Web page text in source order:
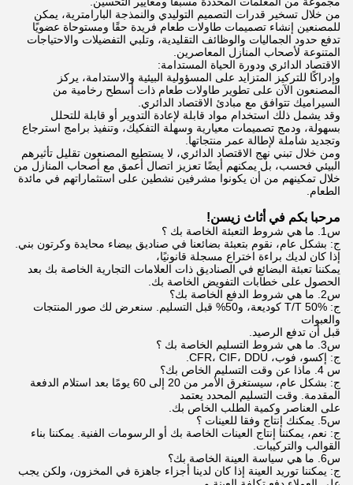
من خلال تسخير قدرات التصميم التوليدي والنمذجة البارامترية، يمكن
للمصنعين إنشاء تصميمات طاولات طعام فريدة حقًا ومستوحاة عضويًا
تدفع حدود الجماليات والوظائف التقليدية، وتلبي التفضيلات والاحتياجات
المتنوعة لأصحاب المنازل المعاصرين.
الاقتصاد الدائري ودورة الحياة المستدامة:
وإدراكًا للتركيز المتزايد على المسؤولية البيئية والاستدامة، يركز
المصنعون الآن على تطوير طاولات طعام ذات أسطح رخامية من
السيراميك تتوافق مع مبادئ الاقتصاد الدائري.
وقد يشمل ذلك استخدام مواد قابلة لإعادة التدوير أو قابلة للتحلل
بسهولة، ودمج تصميمات معيارية وسهلة التفكيك، وتنفيذ برامج استرجاع
وتجديد شاملة لإطالة عمر منتجاتها.
ومن خلال تبني نهج الاقتصاد الدائري، لا يستطيع المصنعون تقليل تأثيرهم
البيئي فحسب، بل يمكنهم أيضًا تعزيز اتصال أعمق مع أصحاب المنازل من
خلال تمكينهم من أن يكونوا مشرفين نشطين على استثماراتهم في مائدة
الطعام.
مرحبا بكم في أثاث زيسن!
س1. ما هي شروط التعبئة الخاصة بك ؟
ج: بشكل عام، نقوم بتعبئة بضائعنا في صناديق بيضاء محايدة وكرتون بني.
إذا كان لديك براءة اختراع مسجلة قانونيًا،
يمكننا تعبئة البضائع في الصناديق ذات العلامات التجارية الخاصة بك بعد
الحصول على خطابات التفويض الخاصة بك.
س2. ما هي شروط الدفع الخاصة بك؟
ج: T/T 50% كوديعة، و50% قبل التسليم. سنعرض لك صور المنتجات
والعبوات
قبل أن تدفع الرصيد.
س3. ما هي شروط التسليم الخاصة بك ؟
ج: إكسو، فوب، CFR، CIF، DDU.
س 4. ماذا عن وقت التسليم الخاص بك؟
ج: بشكل عام، سيستغرق الأمر من 20 إلى 60 يومًا بعد استلام الدفعة
المقدمة. وقت التسليم المحدد يعتمد
على العناصر وكمية الطلب الخاص بك.
س5. يمكنك إنتاج وفقا للعينات ؟
ج: نعم، يمكننا إنتاج العينات الخاصة بك أو الرسومات الفنية. يمكننا بناء
القوالب والتركيبات.
س6. ما هي سياسة العينة الخاصة بك؟
ج: يمكننا توريد العينة إذا كان لدينا أجزاء جاهزة في المخزون، ولكن يجب